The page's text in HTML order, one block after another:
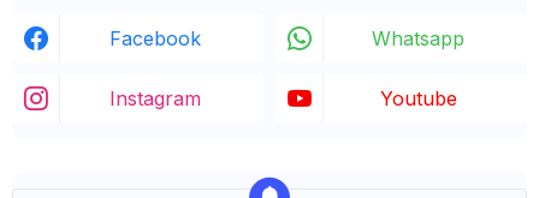
Facebook Whatsapp
Instagram Youtube